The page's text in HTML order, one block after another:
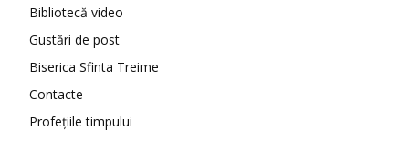
Bibliotecă video
Gustări de post
Biserica Sfinta Treime
Contacte
Profețiile timpului